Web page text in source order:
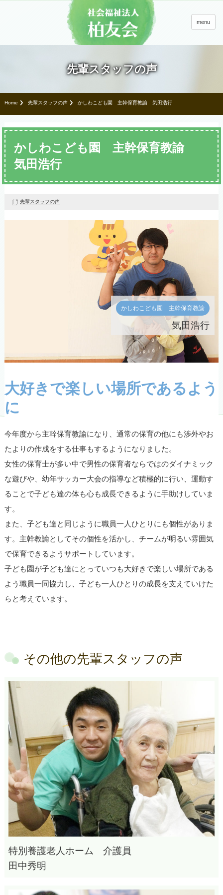
menu
先輩スタッフの声
Home 先輩スタッフの声 かしわこども園 主幹保育教諭 気田浩行
かしわこども園 主幹保育教諭
気田浩行
先輩スタッフの声
大好きで楽しい場所であるよう
に
今年度から主幹保育教諭になり、通常の保育の他にも渉外やお
たよりの作成をする仕事もするようになりました。
女性の保育士が多い中で男性の保育者ならではのダイナミック
な遊びや、幼年サッカー大会の指導など積極的に行い、運動す
ることで子ども達の体も心も成長できるように手助けしていま
す。
また、子ども達と同じように職員一人ひとりにも個性がありま
す。主幹教諭としてその個性を活かし、チームが明るい雰囲気
で保育できるようサポートしています。
子ども園が子ども達にとっていつも大好きで楽しい場所である
よう職員一同協力し、子ども一人ひとりの成長を支えていけた
らと考えています。
かしわこども園 主幹保育教諭
気田浩行
その他の先輩スタッフの声
特別養護老人ホーム 介護員
田中秀明